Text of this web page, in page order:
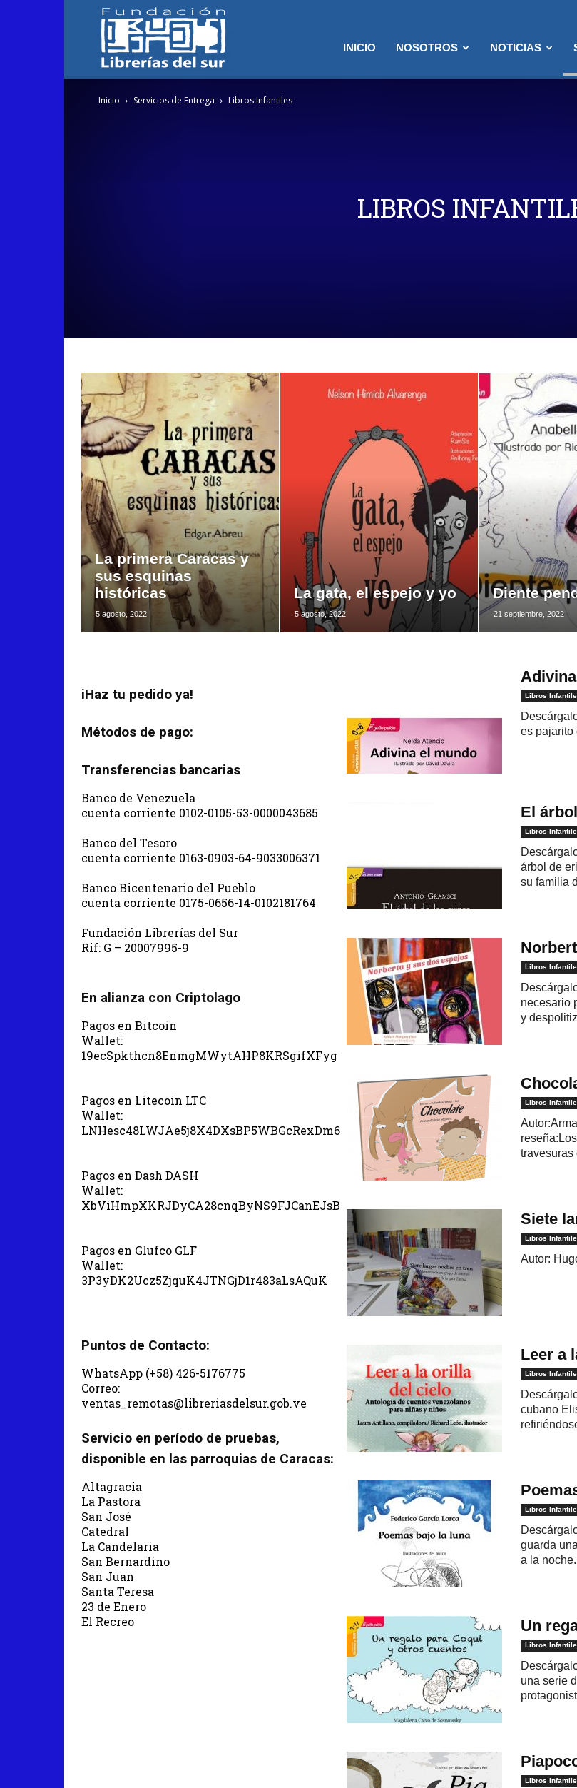
INICIO NOSOTROS NOTICIAS
Inicio Servicios de Entrega Libros Infantiles
LIBROS
La primera Caracas y
sus esquinas
históricas
5 agosto, 2022
La gata, el espejo y yo
5 agosto, 2022
Diente
21 septiembre, 2022
Libros
es pajarito
El
Libros
árbol de
su familia
Libros
necesario
y
Libros
travesuras
Siete
Libros
Autor:
Leer a
Libros
cubano
Libros
guarda
a la
Un
Libros
una serie
Libros
iHaz tu pedido ya!
Métodos de pago:
Transferencias bancarias
Banco de Venezuela
cuenta corriente 0102-0105-53-0000043685
Banco del Tesoro
cuenta corriente 0163-0903-64-9033006371
Banco Bicentenario del Pueblo
cuenta corriente 0175-0656-14-0102181764
Fundación Librerías del Sur
Rif: G – 20007995-9
En alianza con Criptolago
Pagos en Bitcoin
Wallet:
19ecSpkthcn8EnmgMWytAHP8KRSgifXFyg
Pagos en Litecoin LTC
Wallet:
LNHesc48LWJAe5j8X4DXsBP5WBGcRexDm6
Pagos en Dash DASH
Wallet:
XbViHmpXKRJDyCA28cnqByNS9FJCanEJsB
Pagos en Glufco GLF
Wallet:
3P3yDK2Ucz5ZjquK4JTNGjD1r483aLsAQuK
Puntos de Contacto:
WhatsApp (+58) 426-5176775
Correo:
ventas_remotas@libreriasdelsur.gob.ve
Servicio en período de pruebas,
disponible en las parroquias de Caracas:
Altagracia
La Pastora
San José
Catedral
La Candelaria
San Bernardino
San Juan
Santa Teresa
23 de Enero
El Recreo